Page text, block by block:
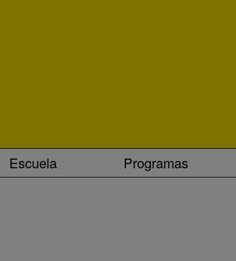
Escuela Programas